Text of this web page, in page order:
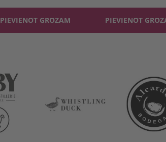
PIEVIENOT GROZAM PIEVIENOT